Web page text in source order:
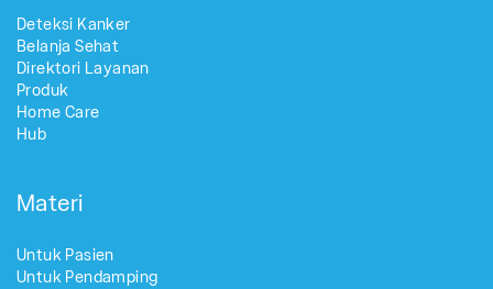
Deteksi Kanker
Belanja Sehat
Direktori Layanan
Produk
Home Care
Hub
Materi
Untuk Pasien
Untuk Pendamping